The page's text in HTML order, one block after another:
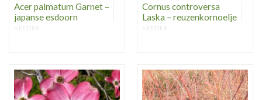
Acer palmatum Garnet –
japanse esdoorn
HEESTER
Cornus controversa
Laska – reuzenkornoelje
HEESTER